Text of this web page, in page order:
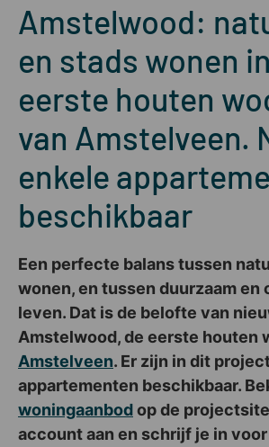
Amstelwood:
en stads wonen
eerste houten
van Amstelveen.
enkele
beschikbaar
Een perfecte balans tussen
wonen, en tussen duurzaam en
leven. Dat is de belofte van
Amstelwood, de eerste houten
Amstelveen. Er zijn in dit
appartementen beschikbaar.
woningaanbodop de
account aan en schrijf je in